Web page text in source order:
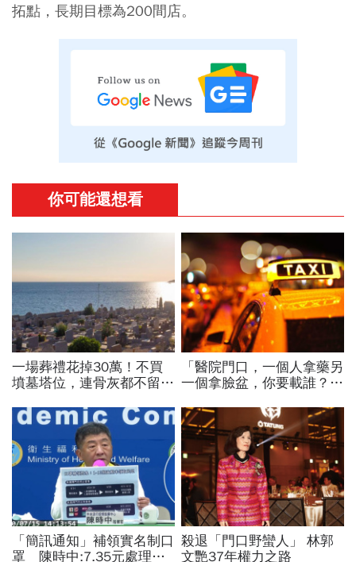
拓點，長期目標為200間店。